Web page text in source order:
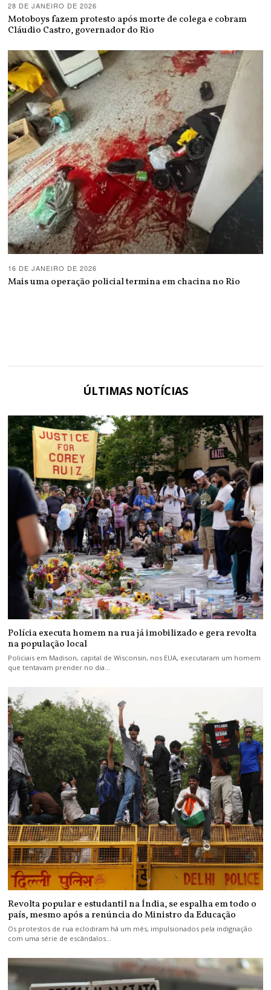
28 DE JANEIRO DE 2026
Motoboys fazem protesto após morte de colega e cobram
Cláudio Castro, governador do Rio
16 DE JANEIRO DE 2026
Mais uma operação policial termina em chacina no Rio
ÚLTIMAS NOTÍCIAS
Polícia executa homem na rua já imobilizado e gera revolta
na população local
Policiais em Madison, capital de Wisconsin, nos EUA, executaram um homem
que tentavam prender no dia…
Revolta popular e estudantil na Índia, se espalha em todo o
país, mesmo após a renúncia do Ministro da Educação
Os protestos de rua eclodiram há um mês, impulsionados pela indignação
com uma série de escândalos…